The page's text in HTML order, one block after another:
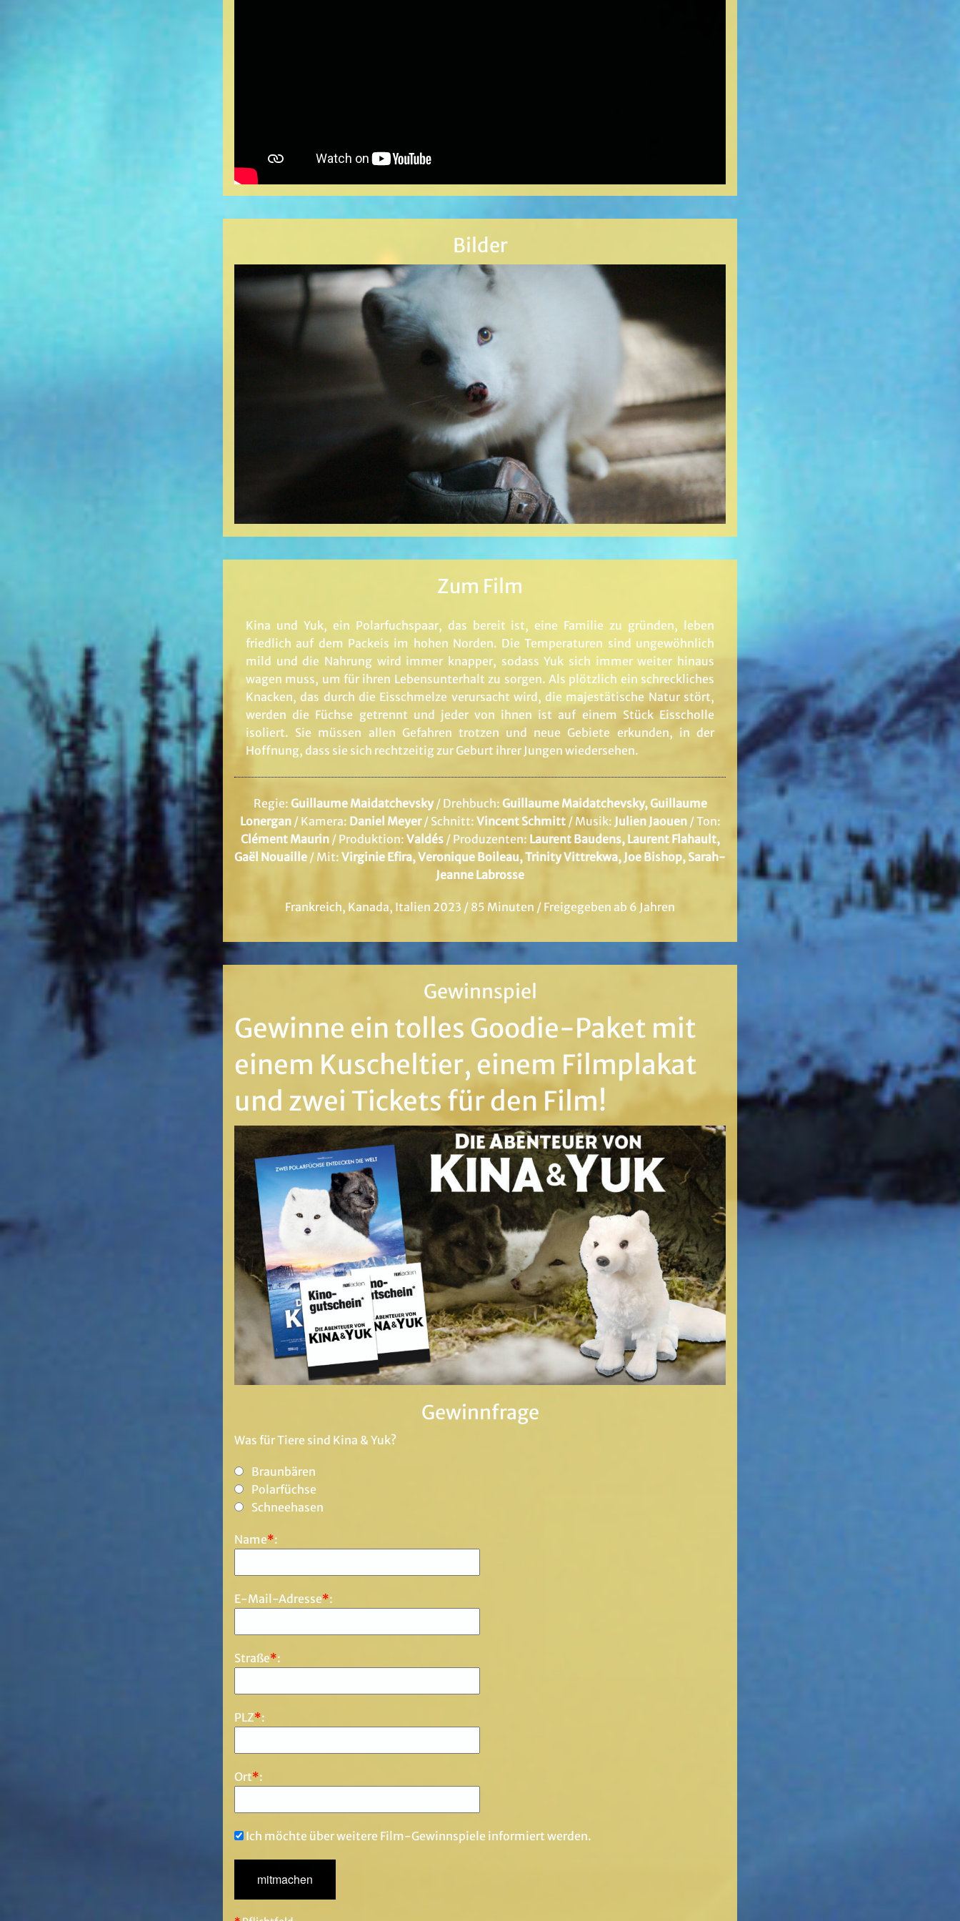
Bilder
Zum Film
Kina und Yuk, ein Polarfuchspaar, das bereit ist, eine Familie zu gründen, leben
friedlich auf dem Packeis im hohen Norden. Die Temperaturen sind ungewöhnlich
mild und die Nahrung wird immer knapper, sodass Yuk sich immer weiter hinaus
wagen muss, um für ihren Lebensunterhalt zu sorgen. Als plötzlich ein schreckliches
Knacken, das durch die Eisschmelze verursacht wird, die majestätische Natur stört,
werden die Füchse getrennt und jeder von ihnen ist auf einem Stück Eisscholle
isoliert. Sie müssen allen Gefahren trotzen und neue Gebiete erkunden, in der
Hoffnung, dass sie sich rechtzeitig zur Geburt ihrer Jungen wiedersehen.
Regie: Guillaume Maidatchevsky/ Drehbuch: Guillaume Maidatchevsky, Guillaume
Lonergan/ Kamera: Daniel Meyer/ Schnitt: Vincent Schmitt/ Musik: Julien Jaouen/ Ton:
Clément Maurin/ Produktion: Valdés/ Produzenten: Laurent Baudens, Laurent Flahault,
Gaël Nouaille / Mit: Virginie Efira, Veronique Boileau, Trinity Vittrekwa, Joe Bishop, Sarah-
Jeanne Labrosse
Frankreich, Kanada, Italien 2023 / 85 Minuten / Freigegeben ab 6 Jahren
Gewinnspiel
Gewinne ein tolles Goodie-Paket mit
einem Kuscheltier, einem Filmplakat
und zwei Tickets für den Film!
Gewinnfrage
Was für Tiere sind Kina & Yuk?
Braunbären
Polarfüchse
Schneehasen
Name*:
E-Mail-Adresse*:
Straße*:
PLZ*:
Ort*:
Ich möchte über weitere Film-Gewinnspiele informiert werden.